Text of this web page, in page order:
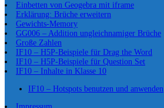
Einbetten von Geogebra mit iframe
Erklärung: Brüche erweitern
Gewichts-Memory
GG006 – Addition ungleichnamiger Brüche
Große Zahlen
IF10 – H5P-Beispiele für Drag the Word
IF10 – H5P-Beispiele für Question Set
IF10 – Inhalte in Klasse 10
IF10 – Hotspots benutzen und anwenden